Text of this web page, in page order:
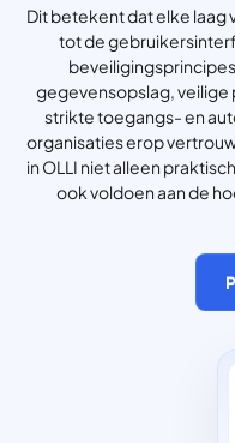
Dit betekent dat elke laag
tot de
gegevensopslag,
strikte toegangs- en
organisaties erop
in OLLI niet alleen
ook voldoen aan de